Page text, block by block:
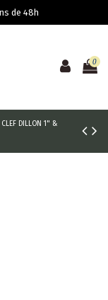
de 48h
0
CLEF DILLON 1" &